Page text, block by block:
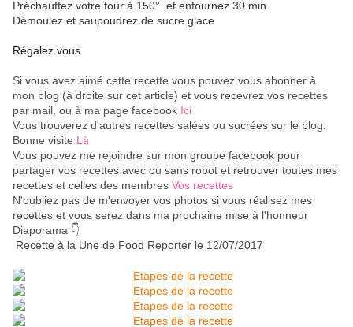
Préchauffez votre four à 150° et enfournez 30 min
Démoulez et saupoudrez de sucre glace
Régalez vous
Si vous avez aimé cette recette vous pouvez vous abonner à
mon blog (à droite sur cet article) et vous recevrez vos recettes
par mail, ou à ma page facebook Ici
Vous trouverez d'autres recettes salées ou sucrées sur le blog.
Bonne visite Là
Vous pouvez me rejoindre sur mon groupe facebook pour
partager vos recettes avec ou sans robot et retrouver toutes mes
recettes et celles des membres Vos recettes
N'oubliez pas de m'envoyer vos photos si vous réalisez mes
recettes et vous serez dans ma prochaine mise à l'honneur
Diaporama 👇
Recette à la Une de Food Reporter le 12/07/2017